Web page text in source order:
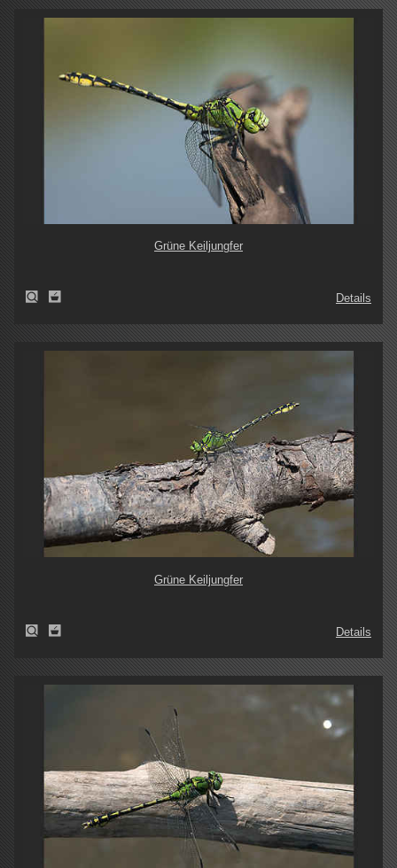
Grüne Keiljungfer
Details
Grüne Keiljungfer
Details